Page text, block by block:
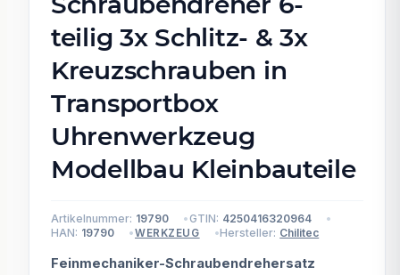
teilig 3x Schlitz- & 3x
Kreuzschrauben in
Transportbox
Uhrenwerkzeug
Modellbau Kleinbauteile
Artikelnummer: 19790 GTIN: 4250416320964
HAN: 19790 WERKZEUG Hersteller: Chilitec
Feinmechaniker-Schraubendrehersatz